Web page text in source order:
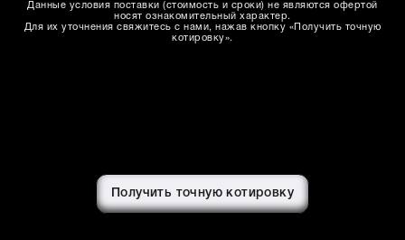
Данные условия поставки (стоимость и сроки) не являются офертой
носят ознакомительный характер.
Для их уточнения свяжитесь с нами, нажав кнопку «Получить точную
котировку».
Получить точную котировку